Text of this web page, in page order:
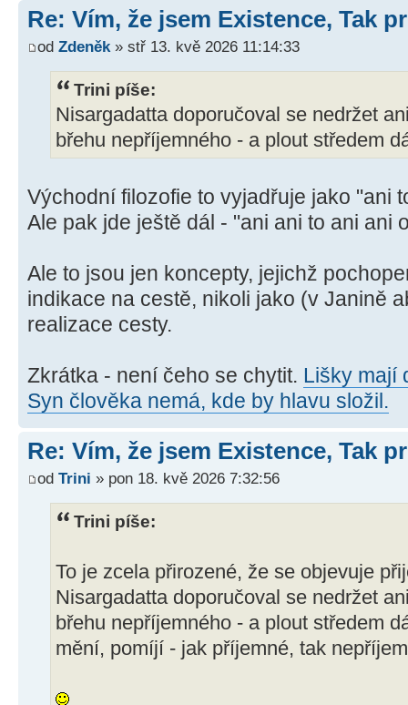
Re: Vím, že jsem Existence, Tak
od Zdeněk » stř 13. kvě 2026 11:14:33
Trini píše:
Nisargadatta doporučoval se nedržet
břehu nepříjemného - a plout středem
Východní filozofie to vyjadřuje jako "ani
Ale pak jde ještě dál - "ani ani to ani ani
Ale to jsou jen koncepty, jejichž
indikace na cestě, nikoli jako (v Janině
realizace cesty.
Zkrátka - není čeho se chytit. Lišky mají
Syn člověka nemá, kde by hlavu složil.
Re: Vím, že jsem Existence, Tak
od Trini » pon 18. kvě 2026 7:32:56
Trini píše:
To je zcela přirozené, že se objevuje
Nisargadatta doporučoval se nedržet
břehu nepříjemného - a plout středem
mění, pomíjí - jak příjemné, tak